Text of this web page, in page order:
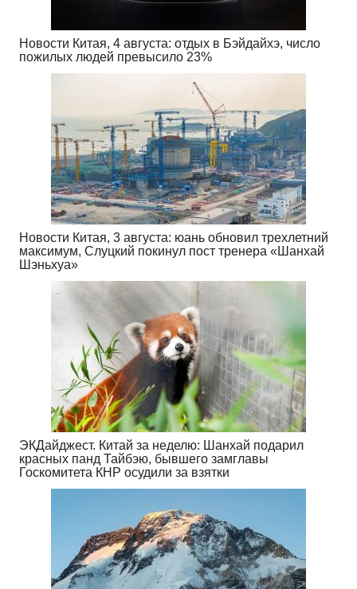
Новости Китая, 4 августа: отдых в Бэйдайхэ, число
пожилых людей превысило 23%
Новости Китая, 3 августа: юань обновил трехлетний
максимум, Слуцкий покинул пост тренера «Шанхай
Шэньхуа»
ЭКДайджест. Китай за неделю: Шанхай подарил
красных панд Тайбэю, бывшего замглавы
Госкомитета КНР осудили за взятки